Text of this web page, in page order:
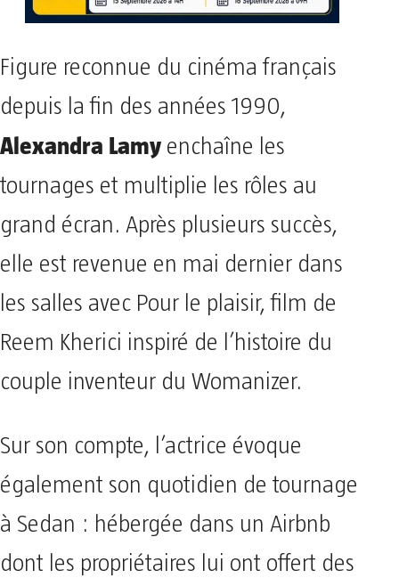
Figure reconnue du cinéma français
depuis la fin des années 1990,
Alexandra Lamy enchaîne les
tournages et multiplie les rôles au
grand écran. Après plusieurs succès,
elle est revenue en mai dernier dans
les salles avec Pour le plaisir, film de
Reem Kherici inspiré de l’histoire du
couple inventeur du Womanizer.
Sur son compte, l’actrice évoque
également son quotidien de tournage
à Sedan : hébergée dans un Airbnb
dont les propriétaires lui ont offert des